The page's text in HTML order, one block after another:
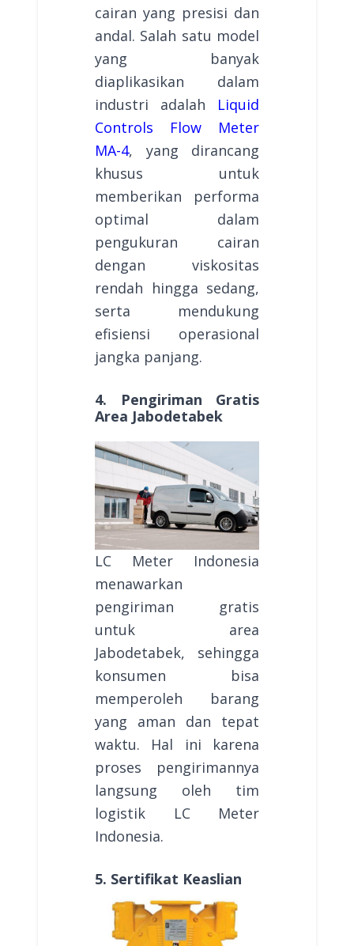
cairan yang presisi dan
andal. Salah satu model
yang banyak
diaplikasikan dalam
industri adalah Liquid
Controls Flow Meter
MA-4, yang dirancang
khusus untuk
memberikan performa
optimal dalam
pengukuran cairan
dengan viskositas
rendah hingga sedang,
serta mendukung
efisiensi operasional
jangka panjang.
4. Pengiriman Gratis
Area Jabodetabek
LC Meter Indonesia
menawarkan
pengiriman gratis
untuk area
Jabodetabek, sehingga
konsumen bisa
memperoleh barang
yang aman dan tepat
waktu. Hal ini karena
proses pengirimannya
langsung oleh tim
logistik LC Meter
Indonesia.
5. Sertifikat Keaslian